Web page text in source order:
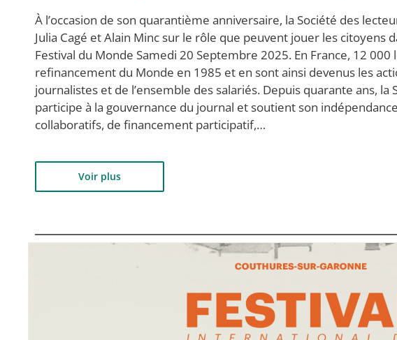
À l’occasion de son quarantième anniversaire, la Société des
Julia Cagé et Alain Minc sur le rôle que peuvent jouer les citoyens
Festival du Monde Samedi 20 Septembre 2025. En France, 12
refinancement du Monde en 1985 et en sont ainsi devenus les
journalistes et de l’ensemble des salariés. Depuis quarante ans,
participe à la gouvernance du journal et soutient son
collaboratifs, de financement participatif,…
Voir plus